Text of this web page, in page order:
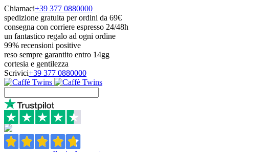
Chiamaci+39 377 0880000
spedizione gratuita per ordini da 69€
consegna con corriere espresso 24/48h
un fantastico regalo ad ogni ordine
99% recensioni positive
reso sempre garantito entro 14gg
cortesia e gentilezza
Scrivici+39 377 0880000